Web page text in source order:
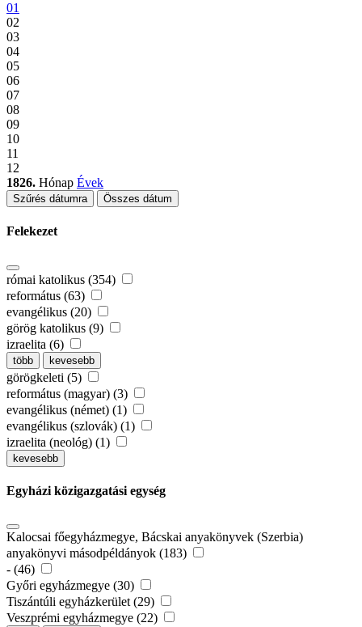
01
02
03
04
05
06
07
08
09
10
11
12
1826. Hónap Évek
Szűrés dátumra Összes dátum
Felekezet
római katolikus (354)
református (63)
evangélikus (20)
görög katolikus (9)
izraelita (6)
több kevesebb
görögkeleti (5)
református (magyar) (3)
evangélikus (német) (1)
evangélikus (szlovák) (1)
izraelita (neológ) (1)
kevesebb
Egyházi közigazgatási egység
Kalocsai főegyházmegye, Bácskai anyakönyvek (Szerbia)
anyakönyvi másodpéldányok (183)
- (46)
Győri egyházmegye (30)
Tiszántúli egyházkerület (29)
Veszprémi egyházmegye (22)